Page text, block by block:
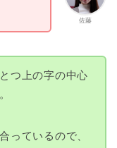
佐藤
つ上の字の中心
っているので、